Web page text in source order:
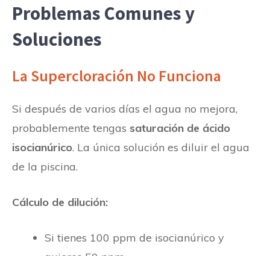
Problemas Comunes y
Soluciones
La Supercloración No Funciona
Si después de varios días el agua no mejora,
probablemente tengas saturación de ácido
isocianúrico. La única solución es diluir el agua
de la piscina.
Cálculo de dilución:
Si tienes 100 ppm de isocianúrico y